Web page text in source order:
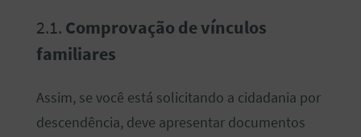
2.1. Comprovação de vínculos
familiares
Assim, se você está solicitando a cidadania por
descendência, deve apresentar documentos